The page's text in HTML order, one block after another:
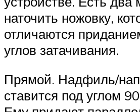
наточить ножовку,
отличаются
углов затачивания.
Прямой. Надфиль/
ставится под углом